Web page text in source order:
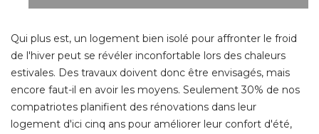
Qui plus est, un logement bien isolé pour affronter le froid
de l'hiver peut se révéler inconfortable lors des chaleurs
estivales. Des travaux doivent donc être envisagés, mais
encore faut-il en avoir les moyens. Seulement 30% de nos
compatriotes planifient des rénovations dans leur
logement d'ici cinq ans pour améliorer leur confort d'été,